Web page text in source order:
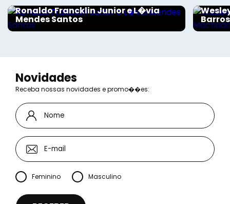
Ronaldo Francklin Junior e L�via
Mendes Santos
Novidades
Receba nossas novidades e promo��es:
Feminino Masculino